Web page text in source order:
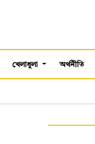
খেলাধুলা অর্থনীতি